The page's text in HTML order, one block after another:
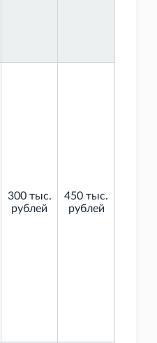
300 тыс.
рублей
450 тыс.
рублей